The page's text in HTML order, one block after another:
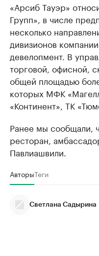
«Арсиб Тауэр»
Групп», в числе
несколько
дивизионов
девелопмент. В
торговой, офисной,
общей площадью
которых МФК
«Континент», ТК
Ранее мы сообщали,
ресторан,
Павлиашвили.
АвторыТеги
Светлана Садырина